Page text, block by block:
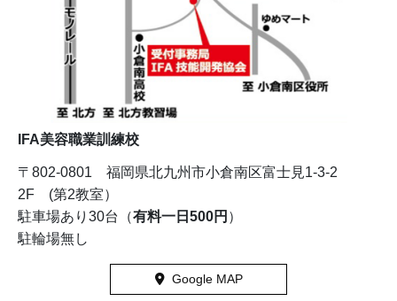
IFA美容職業訓練校
〒802-0801 福岡県北九州市小倉南区富士見1-3-2
2F (第2教室）
駐車場あり30台（有料一日500円 ）
駐輪場無し
Google MAP